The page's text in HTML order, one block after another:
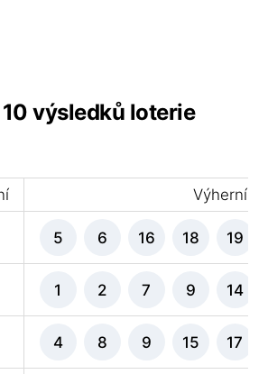
výsledků loterie
Výherní
5 6 16 18 19
1 2 7 9 14
4 8 9 15 17